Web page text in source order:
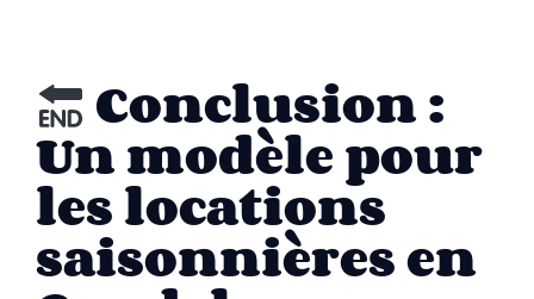
Conclusion :
Un modèle pour
les locations
saisonnières en